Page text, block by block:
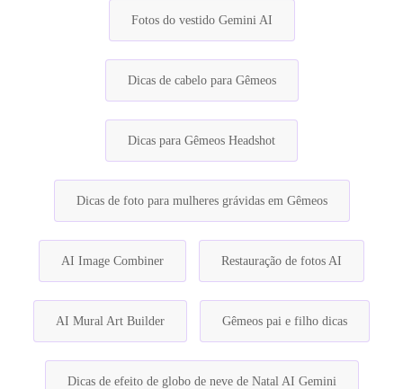
Fotos do vestido Gemini AI
Dicas de cabelo para Gêmeos
Dicas para Gêmeos Headshot
Dicas de foto para mulheres grávidas em Gêmeos
AI Image Combiner Restauração de fotos AI
AI Mural Art Builder Gêmeos pai e filho dicas
Dicas de efeito de globo de neve de Natal AI Gemini